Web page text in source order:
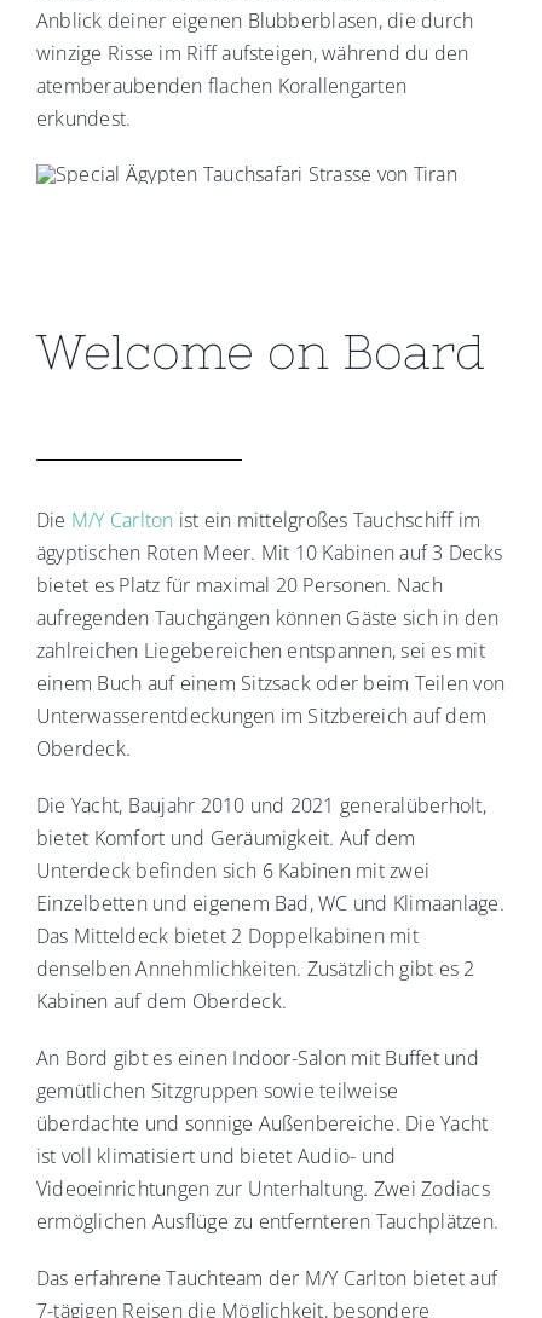
Anblick deiner eigenen Blubberblasen, die durch
winzige Risse im Riff aufsteigen, während du den
atemberaubenden flachen Korallengarten
erkundest.
Welcome on Board
Die M/Y Carlton ist ein mittelgroßes Tauchschiff im
ägyptischen Roten Meer. Mit 10 Kabinen auf 3 Decks
bietet es Platz für maximal 20 Personen. Nach
aufregenden Tauchgängen können Gäste sich in den
zahlreichen Liegebereichen entspannen, sei es mit
einem Buch auf einem Sitzsack oder beim Teilen von
Unterwasserentdeckungen im Sitzbereich auf dem
Oberdeck.
Die Yacht, Baujahr 2010 und 2021 generalüberholt,
bietet Komfort und Geräumigkeit. Auf dem
Unterdeck befinden sich 6 Kabinen mit zwei
Einzelbetten und eigenem Bad, WC und Klimaanlage.
Das Mitteldeck bietet 2 Doppelkabinen mit
denselben Annehmlichkeiten. Zusätzlich gibt es 2
Kabinen auf dem Oberdeck.
An Bord gibt es einen Indoor-Salon mit Buffet und
gemütlichen Sitzgruppen sowie teilweise
überdachte und sonnige Außenbereiche. Die Yacht
ist voll klimatisiert und bietet Audio- und
Videoeinrichtungen zur Unterhaltung. Zwei Zodiacs
ermöglichen Ausflüge zu entfernteren Tauchplätzen.
Das erfahrene Tauchteam der M/Y Carlton bietet auf
7-tägigen Reisen die Möglichkeit, besondere